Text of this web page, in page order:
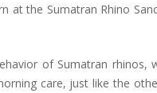
the Sumatran Rhino
of Sumatran rhinos,
care, just like the